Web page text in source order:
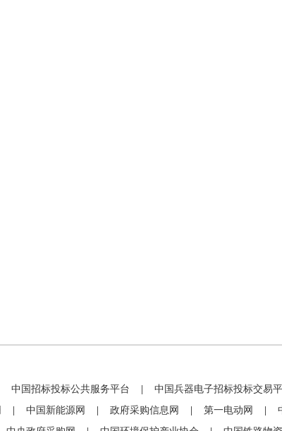
中国招标投标公共服务平台
中国兵器电子招标投标交易
中国新能源网 政府采购信息网 第一电动网